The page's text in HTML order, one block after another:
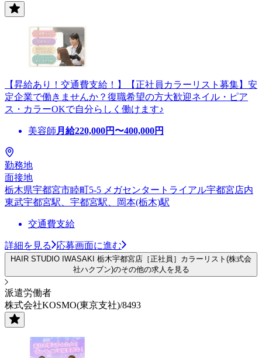
【昇給あり！交通費支給！】【正社員カラーリスト募集】安
定企業で働きませんか？復職希望の方大歓迎ネイル・ピア
ス・カラーOKで自分らしく働けます♪
美容師 月給220,000円〜400,000円
勤務地
面接地
栃木県宇都宮市睦町5-5 メガセンタートライアル宇都宮店内
東武宇都宮駅、宇都宮駅、岡本(栃木)駅
交通費支給
詳細を見る 応募画面に進む
HAIR STUDIO IWASAKI 栃木宇都宮店［正社員］カラーリスト(株式会
社ハクブン)のその他の求人を見る
派遣労働者
株式会社KOSMO(東京支社)/8493